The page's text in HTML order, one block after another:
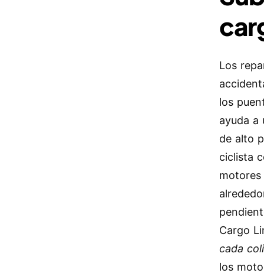
Los
los
ayuda a
de alto
ciclista
Cargo
cada
los